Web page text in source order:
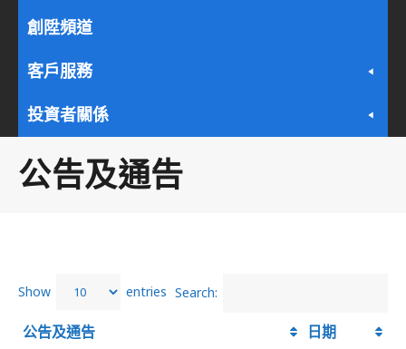
創陞頻道
客戶服務
投資者關係
公告及通告
Show entries Search:
公告及通告
日期